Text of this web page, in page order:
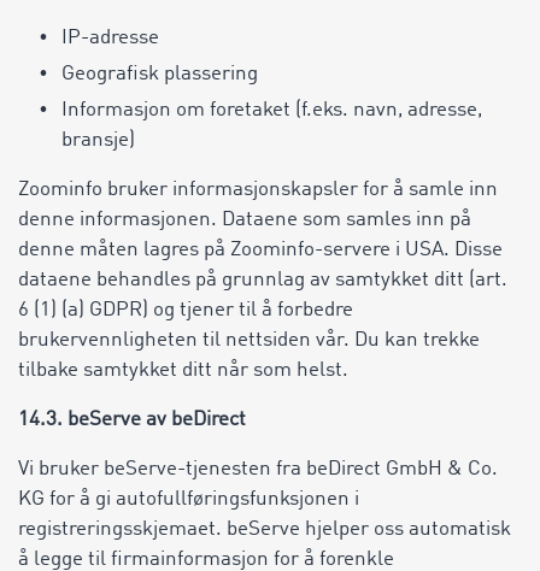
IP-adresse
Geografisk plassering
Informasjon om foretaket (f.eks. navn, adresse,
bransje)
Zoominfo bruker informasjonskapsler for å samle inn
denne informasjonen. Dataene som samles inn på
denne måten lagres på Zoominfo-servere i USA. Disse
dataene behandles på grunnlag av samtykket ditt (art.
6 (1) (a) GDPR) og tjener til å forbedre
brukervennligheten til nettsiden vår. Du kan trekke
tilbake samtykket ditt når som helst.
14.3. beServe av beDirect
Vi bruker beServe-tjenesten fra beDirect GmbH & Co.
KG for å gi autofullføringsfunksjonen i
registreringsskjemaet. beServe hjelper oss automatisk
å legge til firmainformasjon for å forenkle